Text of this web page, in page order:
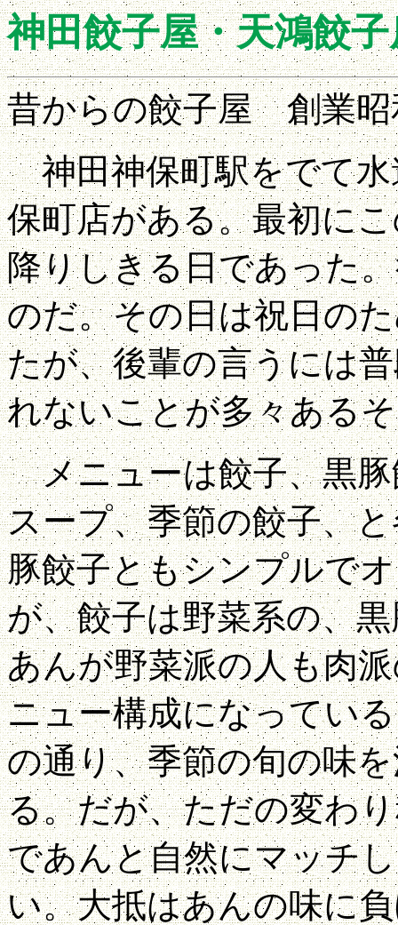
神田餃子屋・天鴻餃子
昔からの餃子屋 創業昭
神田神保町駅をでて水
保町店がある。最初に
降りしきる日であった
のだ。その日は祝日の
たが、後輩の言うには
れないことが多々ある
メニューは餃子、黒豚
スープ、季節の餃子、
豚餃子ともシンプルで
が、餃子は野菜系の、
あんが野菜派の人も肉
ニュー構成になってい
の通り、季節の旬の味
る。だが、ただの変わ
であんと自然にマッチ
い。大抵はあんの味に